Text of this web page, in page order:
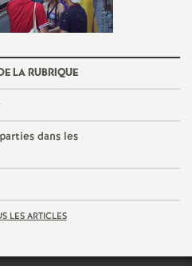
é
O
r
é
LA RUBRIQUE
dans les
LES ARTICLES